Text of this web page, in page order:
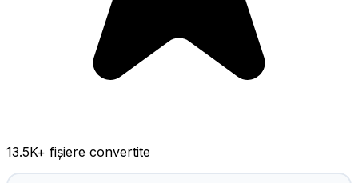
13.5K+ fișiere convertite